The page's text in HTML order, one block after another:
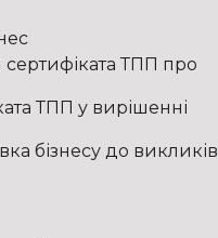
ТПП про
ТПП у вирішенні
бізнесу до викликів